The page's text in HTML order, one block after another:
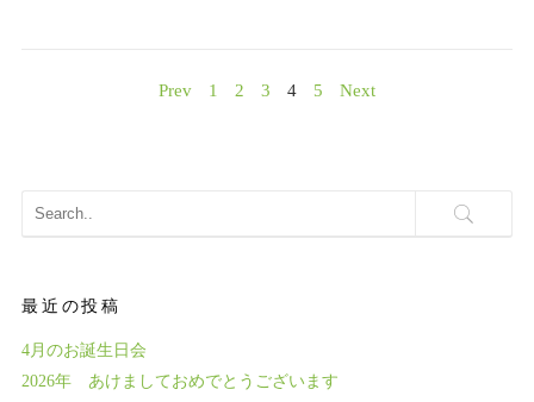
Prev 1 2 3 4 5 Next
最近の投稿
4月のお誕生日会
2026年 あけましておめでとうございます